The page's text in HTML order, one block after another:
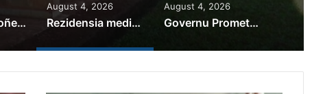
PR Horta Rekoñese Timoroan Sira Iha Diáspora Nia Kontribuisaun
August 4, 2026
Rezidensia mediku iha Manusae abandonadu
August 4, 2026
Governu Promete Tau Prioridade ba Setór Minerais no Setór Produtivu